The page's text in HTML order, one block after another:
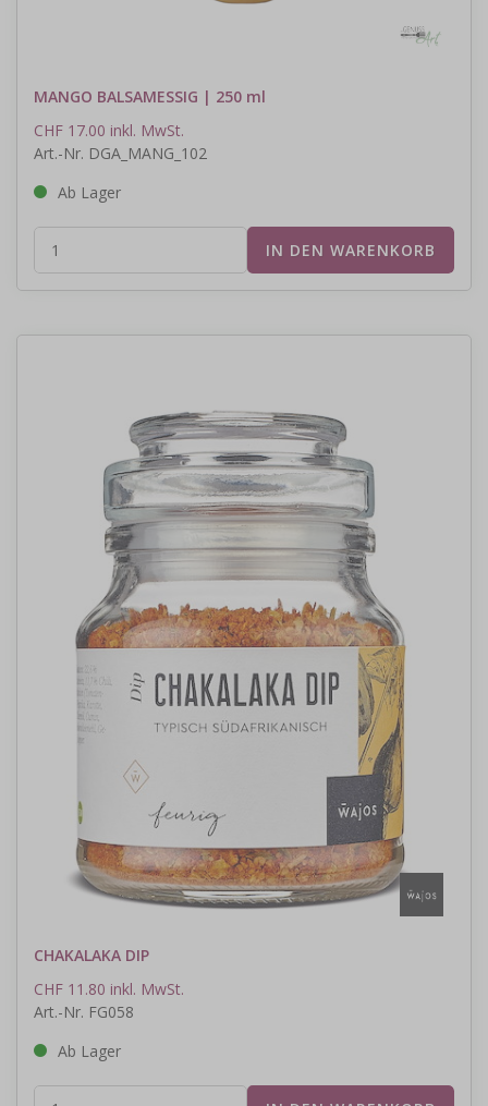
MANGO BALSAMESSIG | 250 ml
CHF 17.00 inkl. MwSt.
Art.-Nr. DGA_MANG_102
Ab Lager
CHAKALAKA DIP
CHF 11.80 inkl. MwSt.
Art.-Nr. FG058
Ab Lager